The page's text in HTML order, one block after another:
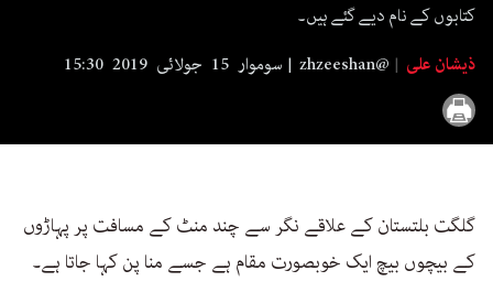
کتابوں کے نام دیے گئے ہیں۔
ذیشان علی
zhzeeshan@ سوموار 15 جولائی 2019 15:30
گلگت بلتستان کے علاقے نگر سے چند منٹ کے مسافت پر پہاڑوں
کے بیچوں بیچ ایک خوبصورت مقام ہے جسے منا پن کہا جاتا ہے۔